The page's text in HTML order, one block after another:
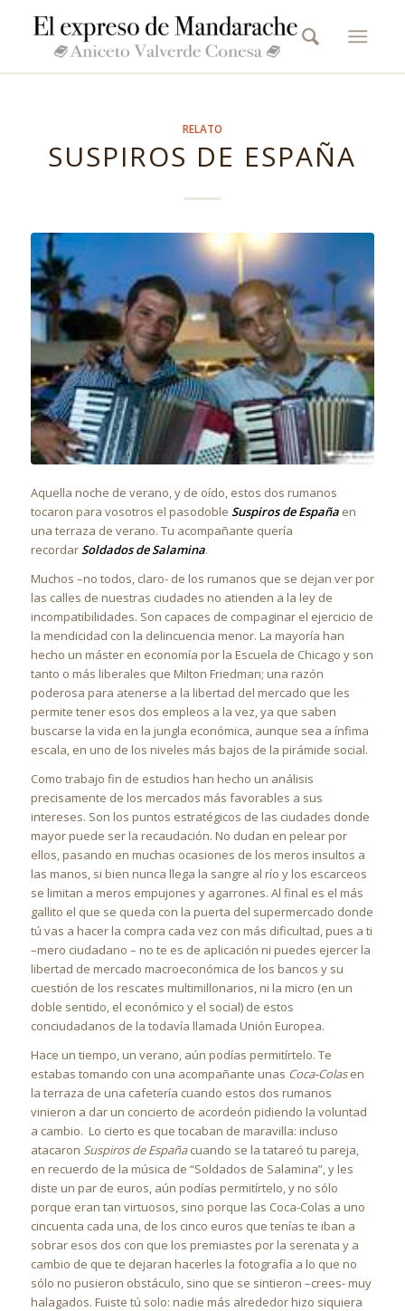
RELATO
SUSPIROS DE ESPAÑA
Aquella noche de verano, y de oído, estos dos rumanos
tocaron para vosotros el pasodoble Suspiros de Españaen
una terraza de verano. Tu acompañante quería
recordarSoldados de Salamina.
Muchos –no todos, claro- de los rumanos que se dejan ver por
las calles de nuestras ciudades no atienden a la ley de
incompatibilidades. Son capaces de compaginar el ejercicio de
la mendicidad con la delincuencia menor. La mayoría han
hecho un máster en economía por la Escuela de Chicago y son
tanto o más liberales que Milton Friedman; una razón
poderosa para atenerse a la libertad del mercado que les
permite tener esos dos empleos a la vez, ya que saben
buscarse la vida en la jungla económica, aunque sea a ínfima
escala, en uno de los niveles más bajos de la pirámide social.
Como trabajo fin de estudios han hecho un análisis
precisamente de los mercados más favorables a sus
intereses. Son los puntos estratégicos de las ciudades donde
mayor puede ser la recaudación. No dudan en pelear por
ellos, pasando en muchas ocasiones de los meros insultos a
las manos, si bien nunca llega la sangre al río y los escarceos
se limitan a meros empujones y agarrones. Al final es el más
gallito el que se queda con la puerta del supermercado donde
tú vas a hacer la compra cada vez con más dificultad, pues a ti
–mero ciudadano – no te es de aplicación ni puedes ejercer la
libertad de mercado macroeconómica de los bancos y su
cuestión de los rescates multimillonarios, ni la micro (en un
doble sentido, el económico y el social) de estos
conciudadanos de la todavía llamada Unión Europea.
Hace un tiempo, un verano, aún podías permitírtelo. Te
estabas tomando con una acompañante unas Coca-Colasen
la terraza de una cafetería cuando estos dos rumanos
vinieron a dar un concierto de acordeón pidiendo la voluntad
a cambio. Lo cierto es que tocaban de maravilla: incluso
atacaron Suspiros de Españacuando se la tatareó tu pareja,
en recuerdo de la música de “Soldados de Salamina”, y les
diste un par de euros, aún podías permitírtelo, y no sólo
porque eran tan virtuosos, sino porque las Coca-Colas a uno
cincuenta cada una, de los cinco euros que tenías te iban a
sobrar esos dos con que los premiastes por la serenata y a
cambio de que te dejaran hacerles la fotografía a lo que no
sólo no pusieron obstáculo, sino que se sintieron –crees- muy
halagados. Fuiste tú solo: nadie más alrededor hizo siquiera